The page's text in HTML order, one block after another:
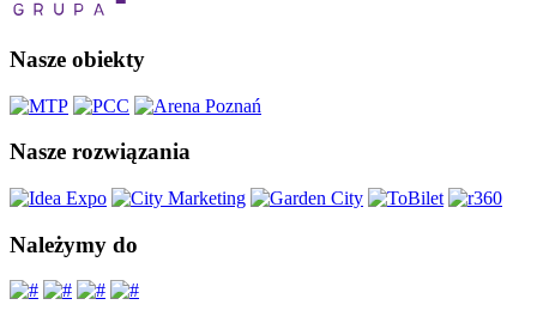
Nasze obiekty
Nasze rozwiązania
Należymy do